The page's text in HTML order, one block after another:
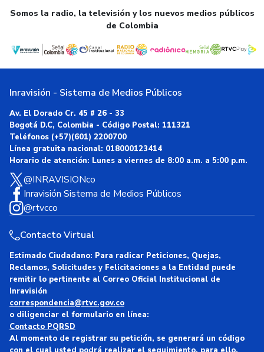
Somos la radio, la televisión y los nuevos medios públicos
de Colombia
Inravisión - Sistema de Medios Públicos
Av. El Dorado Cr. 45 # 26 - 33
Bogotá D.C, Colombia - Código Postal: 111321
Teléfonos (+57)(601) 2200700
Línea gratuita nacional: 018000123414
Horario de atención: Lunes a viernes de 8:00 a.m. a 5:00 p.m.
@INRAVISIONco
Inravisión Sistema de Medios Públicos
@rtvcco
Contacto Virtual
Estimado Ciudadano: Para radicar Peticiones, Quejas,
Reclamos, Solicitudes y Felicitaciones a la Entidad puede
remitir lo pertinente al Correo Oficial Institucional de
Inravisión
correspondencia@rtvc.gov.co
o diligenciar el formulario en línea:
Contacto PQRSD
Al momento de registrar su petición, se generará un código